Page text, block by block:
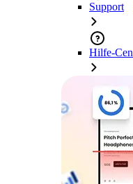
Support
Hilfe-